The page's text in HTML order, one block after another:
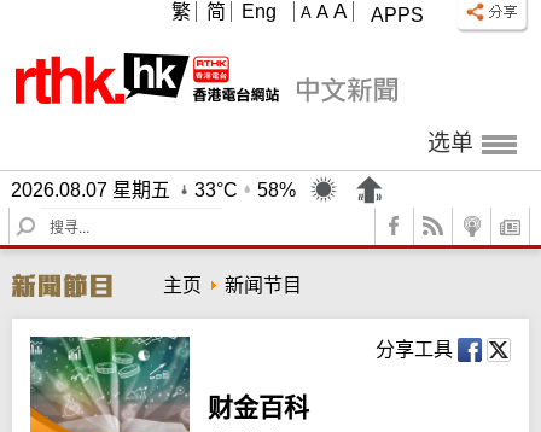
APPS
A A A
繁 简 Eng
选单
2026.08.07 星期五 33°C
58%
S
e
r
c
h
主页 新闻节目
分享工具
财金百科